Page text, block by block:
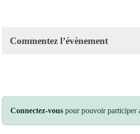
Commentez l’évènement
Connectez-vous pour pouvoir participer